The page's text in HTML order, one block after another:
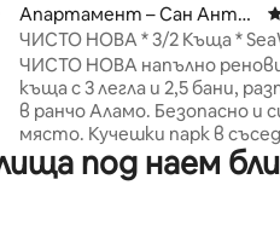
4,99 от 5, 206 отзива
Апартамент – Сан Анто
нио
ЧИСТО НОВА * 3/2 Къща *
Flags Texas
ЧИСТО НОВА напълно
къща с 3 легла и 2,5 бани,
в ранчо Аламо. Безопасно и
място. Кучешки парк в
Прекрасен заден двор с
с осветление,
под наем